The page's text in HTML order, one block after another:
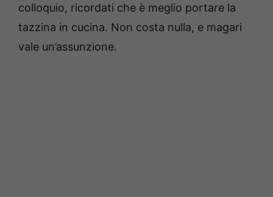
colloquio, ricordati che è meglio portare la
tazzina in cucina. Non costa nulla, e magari
vale un’assunzione.